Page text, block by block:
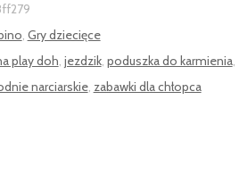
, Gry dziecięce
play doh, jezdzik, poduszka do karmienia,
narciarskie, zabawki dla chłopca